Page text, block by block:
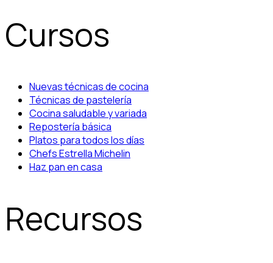
Cursos
Nuevas técnicas de cocina
Técnicas de pastelería
Cocina saludable y variada
Repostería básica
Platos para todos los días
Chefs Estrella Michelin
Haz pan en casa
Recursos